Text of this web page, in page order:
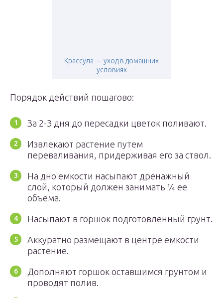
Крассула — уход в домашних
условиях
Порядок действий пошагово:
За 2-3 дня до пересадки цветок поливают.
Извлекают растение путем
переваливания, придерживая его за ствол.
На дно емкости насыпают дренажный
слой, который должен занимать ¼ ее
объема.
Насыпают в горшок подготовленный грунт.
Аккуратно размещают в центре емкости
растение.
Дополняют горшок оставшимся грунтом и
проводят полив.